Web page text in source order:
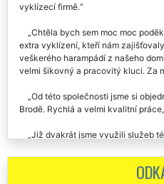
vyklízecí firmě.
Chtěla bych sem moc moc
extra vyklízení, kteří nám
veškerého harampádí z našeho
velmi šikovný a pracovitý kluci. Za
Od této společnosti jsme si
Brodě. Rychlá a velmi kvalitní
Již dvakrát jsme využili služeb
zahradě v Havlíčkově Brodě, a
vyklízení části domu, kde se válel